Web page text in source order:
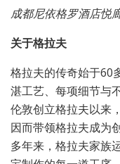
成都尼依格罗酒店悦
关于格拉夫
格拉夫的传奇始于60
湛工艺、每项细节与
伦敦创立格拉夫以来
因而带领格拉夫成为
多年来，格拉夫家族